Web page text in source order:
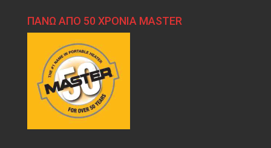
ΠΑΝΩ ΑΠΟ 50 ΧΡΟΝΙΑ MASTER